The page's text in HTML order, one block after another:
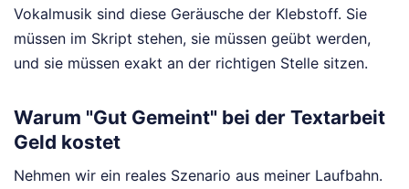
Vokalmusik sind diese Geräusche der Klebstoff. Sie
müssen im Skript stehen, sie müssen geübt werden,
und sie müssen exakt an der richtigen Stelle sitzen.
Warum "Gut Gemeint" bei der Textarbeit
Geld kostet
Nehmen wir ein reales Szenario aus meiner Laufbahn.